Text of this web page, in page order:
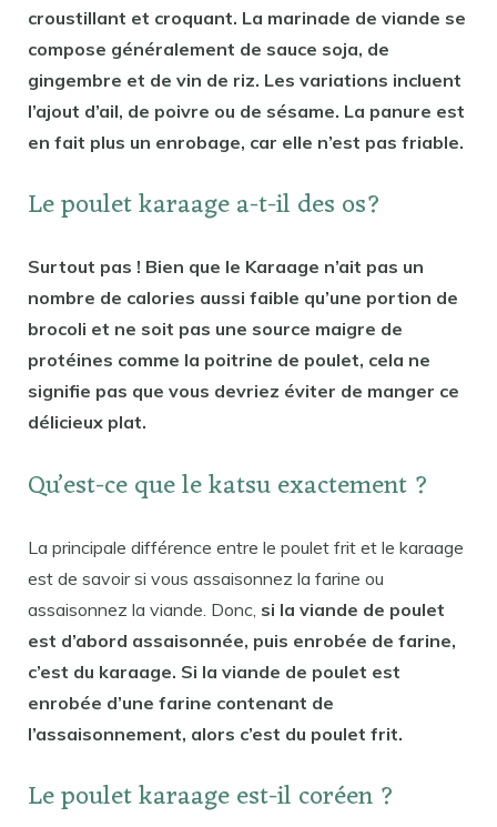
croustillant et croquant. La marinade de viande se
compose généralement de sauce soja, de
gingembre et de vin de riz. Les variations incluent
l’ajout d’ail, de poivre ou de sésame. La panure est
en fait plus un enrobage, car elle n’est pas friable.
Le poulet karaage a-t-il des os?
Surtout pas ! Bien que le Karaage n’ait pas un
nombre de calories aussi faible qu’une portion de
brocoli et ne soit pas une source maigre de
protéines comme la poitrine de poulet, cela ne
signifie pas que vous devriez éviter de manger ce
délicieux plat.
Qu’est-ce que le katsu exactement ?
La principale différence entre le poulet frit et le karaage
est de savoir si vous assaisonnez la farine ou
assaisonnez la viande. Donc, si la viande de poulet
est d’abord assaisonnée, puis enrobée de farine,
c’est du karaage. Si la viande de poulet est
enrobée d’une farine contenant de
l’assaisonnement, alors c’est du poulet frit.
Le poulet karaage est-il coréen ?